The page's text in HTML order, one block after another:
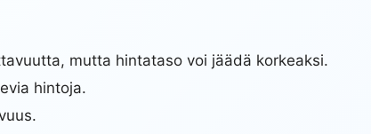
mutta hintataso voi jäädä korkeaksi.
hintoja.